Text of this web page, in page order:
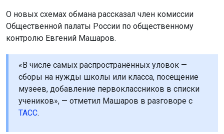
О новых схемах обмана рассказал член комиссии
Общественной палаты России по общественному
контролю Евгений Машаров.
«В числе самых распространённых уловок —
сборы на нужды школы или класса, посещение
музеев, добавление первоклассников в списки
учеников», — отметил Машаров в разговоре с
ТАСС.